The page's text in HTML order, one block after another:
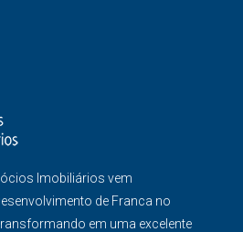
Imobiliários vem
de Franca no
em uma excelente